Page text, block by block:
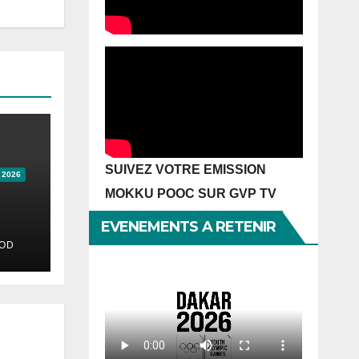
2026
SUIVEZ VOTRE EMISSION
MOKKU POOC SUR GVP TV
EVENEMENTS A RETENIR